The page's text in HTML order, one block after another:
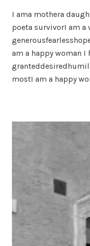
I ama mothera
poeta survivorI am a
am a happy woman
mostI am a happy